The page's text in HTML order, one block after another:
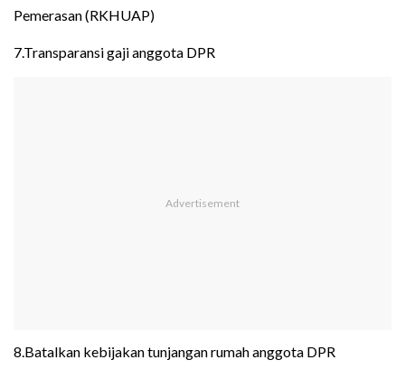
Pemerasan (RKHUAP)
7.Transparansi gaji anggota DPR
8.Batalkan kebijakan tunjangan rumah anggota DPR